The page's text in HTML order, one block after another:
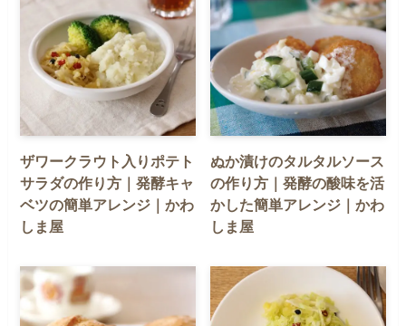
ザワークラウト入りポテト
サラダの作り方｜発酵キャ
ベツの簡単アレンジ｜かわ
しま屋
ぬか漬けのタルタルソース
の作り方｜発酵の酸味を活
かした簡単アレンジ｜かわ
しま屋